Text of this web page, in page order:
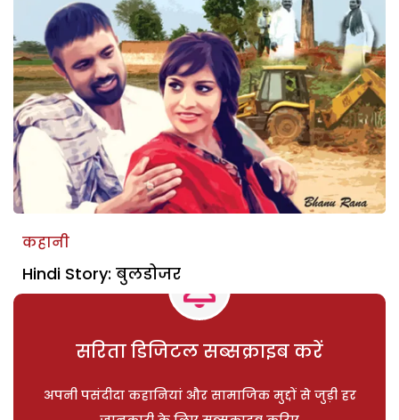
कहानी
Hindi Story: बुलडोजर
सरिता डिजिटल सब्सक्राइब करें
अपनी पसंदीदा कहानियां और सामाजिक मुद्दों से जुड़ी हर